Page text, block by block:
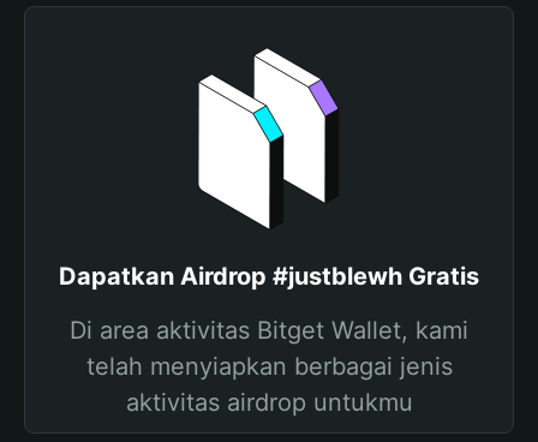
Dapatkan Airdrop #justblewh Gratis
Di area aktivitas Bitget Wallet, kami
telah menyiapkan berbagai jenis
aktivitas airdrop untukmu